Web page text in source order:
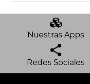
Nuestras Apps
Redes Sociales